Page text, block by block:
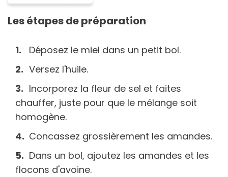
Les étapes de préparation
Déposez le miel dans un petit bol.
Versez l'huile.
Incorporez la fleur de sel et faites
chauffer, juste pour que le mélange soit
homogène.
Concassez grossièrement les amandes.
Dans un bol, ajoutez les amandes et les
flocons d'avoine.